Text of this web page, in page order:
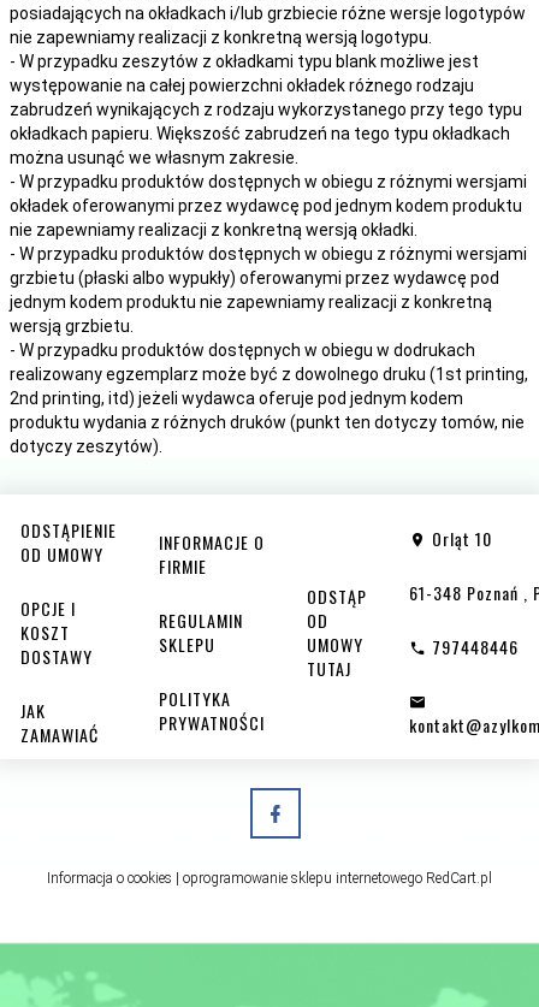
posiadających na okładkach i/lub grzbiecie różne wersje logotypów
nie zapewniamy realizacji z konkretną wersją logotypu.
- W przypadku zeszytów z okładkami typu blank możliwe jest
występowanie na całej powierzchni okładek różnego rodzaju
zabrudzeń wynikających z rodzaju wykorzystanego przy tego typu
okładkach papieru. Większość zabrudzeń na tego typu okładkach
można usunąć we własnym zakresie.
- W przypadku produktów dostępnych w obiegu z różnymi wersjami
okładek oferowanymi przez wydawcę pod jednym kodem produktu
nie zapewniamy realizacji z konkretną wersją okładki.
- W przypadku produktów dostępnych w obiegu z różnymi wersjami
grzbietu (płaski albo wypukły) oferowanymi przez wydawcę pod
jednym kodem produktu nie zapewniamy realizacji z konkretną
wersją grzbietu.
- W przypadku produktów dostępnych w obiegu w dodrukach
realizowany egzemplarz może być z dowolnego druku (1st printing,
2nd printing, itd) jeżeli wydawca oferuje pod jednym kodem
produktu wydania z różnych druków (punkt ten dotyczy tomów, nie
dotyczy zeszytów).
ODSTĄPIENIE
OD UMOWY
OPCJE I
KOSZT
DOSTAWY
JAK
ZAMAWIAĆ
INFORMACJE O
FIRMIE
REGULAMIN
SKLEPU
POLITYKA
PRYWATNOŚCI
ODSTĄP
OD
UMOWY
TUTAJ
Orląt 10
61-348 Poznań
797448446
Informacja o cookies | oprogramowanie sklepu internetowego RedCart.pl